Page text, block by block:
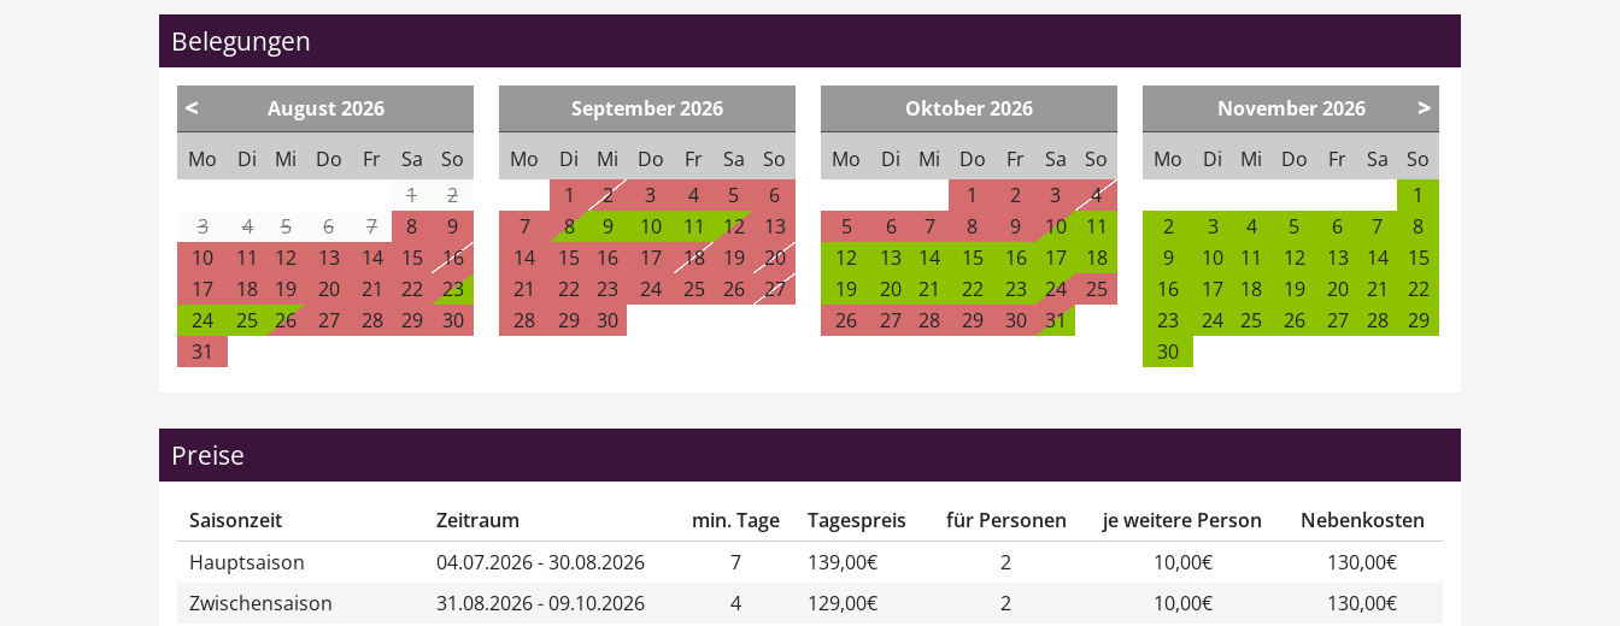
Belegungen
< August2026
Mo
Di Mi Do Fr Sa
So
1
2
3
4 5 6 7 8
9
10
11 12 13 14 15
16
17
18 19 20 21 22
23
24
25 26 27 28 29
30
31
September2026
Mo
Di Mi Do Fr Sa
So
1
2 3 4 5
6
7
8 9 10 11 12
13
14
15 16 17 18 19
20
21
22 23 24 25 26
27
28
29 30
Oktober2026
Mo
Di Mi Do Fr Sa
So
1
2 3
4
5
6 7 8 9 10
11
12
13 14 15 16 17
18
19
20 21 22 23 24
25
26
27 28 29 30 31
November2026
Mo
Di Mi Do Fr Sa
So
1
2
3 4 5 6 7
8
9
10 11 12 13 14
15
16
17 18 19 20 21
22
23
24 25 26 27 28
29
30
>
Preise
Saisonzeit Zeitraum min. Tage Tagespreis für Personen je weitere Person
Nebenkosten
Hauptsaison
04.07.2026 - 30.08.2026 7 139,00€ 2 10,00€
130,00€
Zwischensaison
31.08.2026 - 09.10.2026 4 129,00€ 2 10,00€ 130,00€